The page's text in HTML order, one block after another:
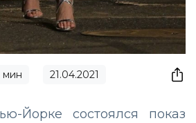
мин 21.04.2021
Йорке состоялся показ